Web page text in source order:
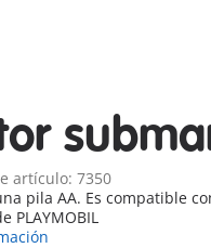
artículo: 7350
pila AA. Es compatible
PLAYMOBIL